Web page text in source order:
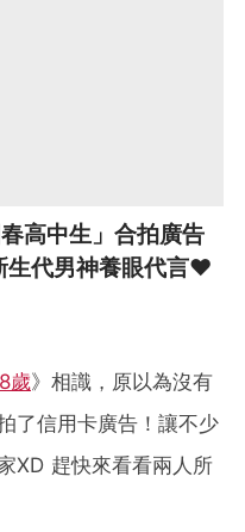
高中生」合拍廣告
生代男神養眼代言❤
歲》相識，原以為沒有
了信用卡廣告！讓不少
XD 趕快來看看兩人所